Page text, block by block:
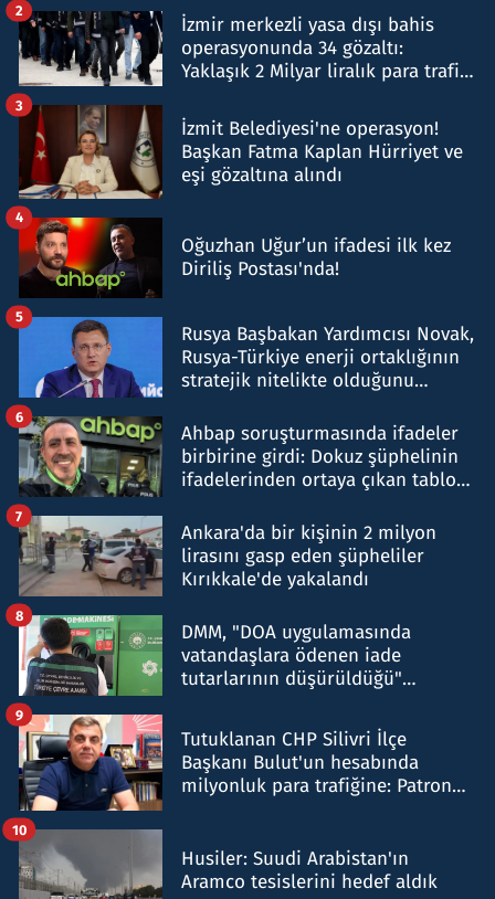
İzmir merkezli yasa dışı bahis
operasyonunda 34 gözaltı:
Yaklaşık 2 Milyar liralık para trafiği
2
İzmit Belediyesi'ne operasyon!
Başkan Fatma Kaplan Hürriyet ve
eşi gözaltına alındı
3
Oğuzhan Uğur’un ifadesi ilk kez
Diriliş Postası'nda!
4
Rusya Başbakan Yardımcısı Novak,
Rusya-Türkiye enerji ortaklığının
stratejik nitelikte olduğunu
5
Ahbap soruşturmasında ifadeler
birbirine girdi: Dokuz şüphelinin
ifadelerinden ortaya çıkan tablo
6
Ankara'da bir kişinin 2 milyon
lirasını gasp eden şüpheliler
Kırıkkale'de yakalandı
7
DMM, "DOA uygulamasında
vatandaşlara ödenen iade
tutarlarının düşürüldüğü"
8
Tutuklanan CHP Silivri İlçe
Başkanı Bulut'un hesabında
milyonluk para trafiğine: Patron
9
Husiler: Suudi Arabistan'ın
Aramco tesislerini hedef aldık
10